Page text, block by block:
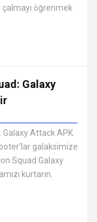
öğrenmek
Galaxy
APK OYUNLARI
Galaxy Attack APK
galaksimize
Squad Galaxy
kurtarın.